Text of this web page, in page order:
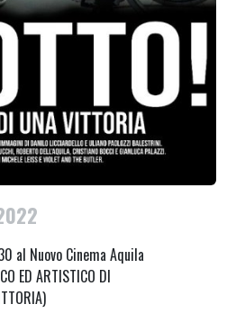
al Nuovo Cinema Aquila
ED ARTISTICO DI